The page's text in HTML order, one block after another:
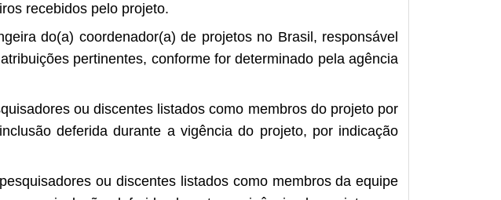
recebidos pelo projeto.
do(a) coordenador(a) de projetos no Brasil, responsável
pertinentes, conforme for determinado pela agência
ou discentes listados como membros do projeto por
deferida durante a vigência do projeto, por indicação
ou discentes listados como membros da equipe